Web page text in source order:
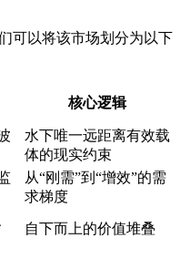
可以将该市场划分为以下
核心逻辑
水下唯一远距离有效载
体的现实约束
从“刚需”到“增效”的需
求梯度
自下而上的价值堆叠